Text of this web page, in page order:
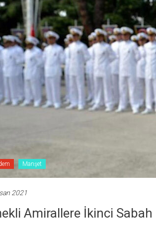
Manşet
2021
Amirallere İkinci